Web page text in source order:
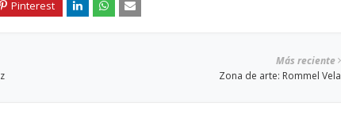
Más reciente
Zona de arte: Rommel Vela